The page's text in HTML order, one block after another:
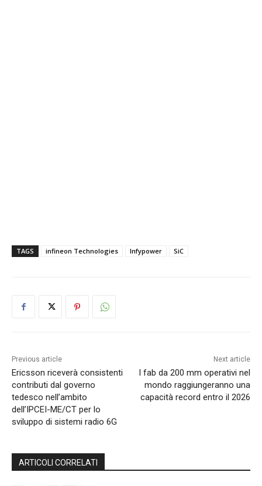
TAGS infineon Technologies Infypower SiC
Previous article
Ericsson riceverà consistenti
contributi dal governo
tedesco nell’ambito
dell’IPCEI-ME/CT per lo
sviluppo di sistemi radio 6G
Next article
I fab da 200 mm operativi nel
mondo raggiungeranno una
capacità record entro il 2026
ARTICOLI CORRELATI